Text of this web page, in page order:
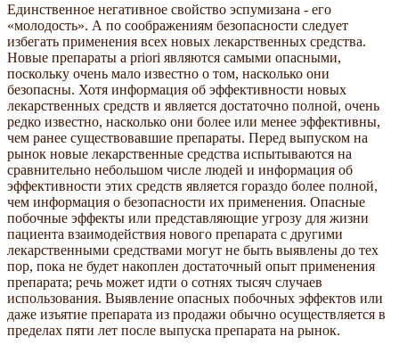
Единственное негативное свойство эспумизана - его
«молодость». А по соображениям безопасности следует
избегать применения всех новых лекарственных средства.
Новые препараты a priori являются самыми опасными,
поскольку очень мало известно о том, насколько они
безопасны. Хотя информация об эффективности новых
лекарственных средств и является достаточно полной, очень
редко известно, насколько они более или менее эффективны,
чем ранее существовавшие препараты. Перед выпуском на
рынок новые лекарственные средства испытываются на
сравнительно небольшом числе людей и информация об
эффективности этих средств является гораздо более полной,
чем информация о безопасности их применения. Опасные
побочные эффекты или представляющие угрозу для жизни
пациента взаимодействия нового препарата с другими
лекарственными средствами могут не быть выявлены до тех
пор, пока не будет накоплен достаточный опыт применения
препарата; речь может идти о сотнях тысяч случаев
использования. Выявление опасных побочных эффектов или
даже изъятие препарата из продажи обычно осуществляется в
пределах пяти лет после выпуска препарата на рынок.